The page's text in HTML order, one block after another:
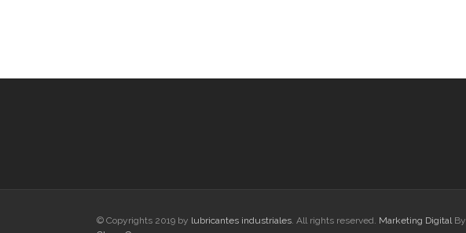
© Copyrights 2019 by lubricantes industriales. All rights reserved. Marketing DigitalBy